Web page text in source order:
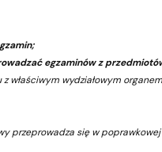
egzaminów z
właściwym wydziałowym
przeprowadza się w